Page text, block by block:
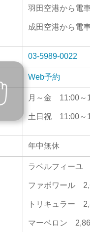
羽田空港から電車
成田空港から電車
03-5989-0022
Web予約
月～金 11:00～
土日祝 11:00～
年中無休
ラベルフィーユ
ファボワール
トリキュラー
マーベロン